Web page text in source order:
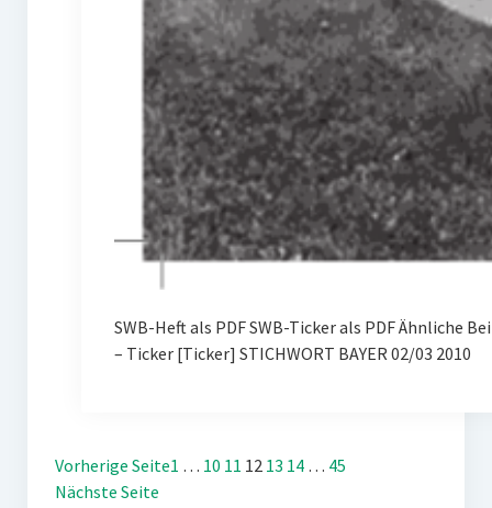
SWB-Heft als PDF SWB-Ticker als PDF Ähnliche
– Ticker [Ticker] STICHWORT BAYER 02/03 2010
Vorherige Seite1 … 10 11 12 13 14 … 45
Nächste Seite